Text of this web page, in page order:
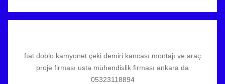
fıat doblo kamyonet çeki demiri kancası montajı ve araç
proje firması usta mühendislik firması ankara da
05323118894